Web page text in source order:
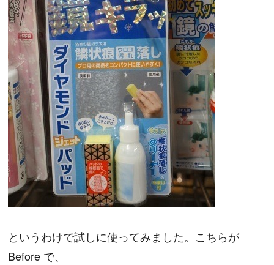
というわけで試しに使ってみました。こちらが
Before で、